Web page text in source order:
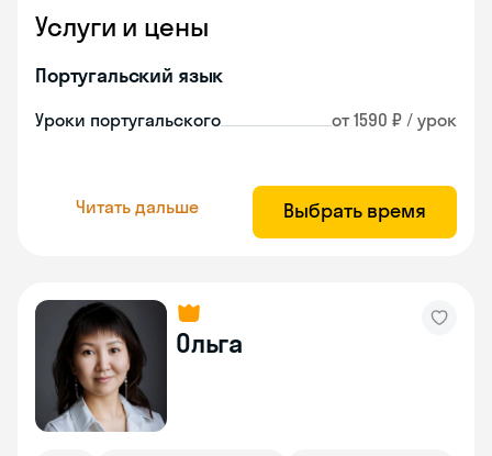
Услуги и цены
Португальский язык
Уроки португальского от 1590 ₽ / урок
Читать дальше Выбрать время
Ольга